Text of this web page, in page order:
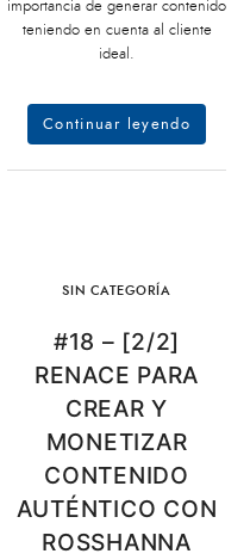
importancia de generar contenido
teniendo en cuenta al cliente
ideal.
Continuar leyendo
SIN CATEGORÍA
#18 – [2/2]
RENACE PARA
CREAR Y
MONETIZAR
CONTENIDO
AUTÉNTICO CON
ROSSHANNA